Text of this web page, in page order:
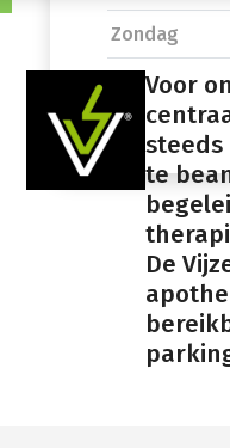
Zondag
Voor
steeds
te
De